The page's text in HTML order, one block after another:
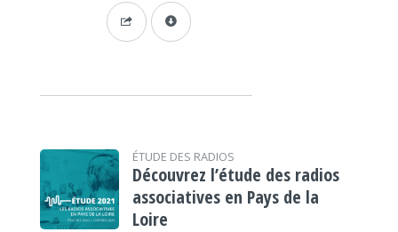
ÉTUDE DES RADIOS
Découvrez l’étude des radios
associatives en Pays de la
Loire